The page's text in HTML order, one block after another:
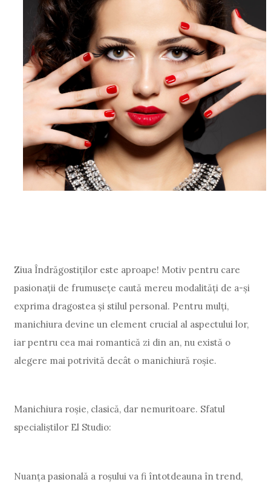
Ziua Îndrăgostiților este aproape! Motiv pentru care
pasionații de frumusețe caută mereu modalități de a-și
exprima dragostea și stilul personal. Pentru mulți,
manichiura devine un element crucial al aspectului lor,
iar pentru cea mai romantică zi din an, nu există o
alegere mai potrivită decât o manichiură roșie.
Manichiura roșie, clasică, dar nemuritoare. Sfatul
specialiștilor El Studio:
Nuanța pasională a roșului va fi întotdeauna în trend,